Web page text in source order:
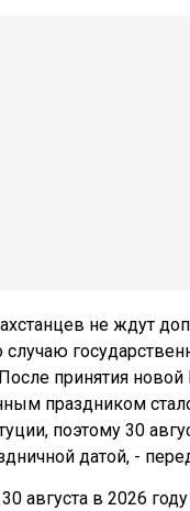
не ждут
принятия новой
праздником
поэтому 30
датой, -
августа в 2026